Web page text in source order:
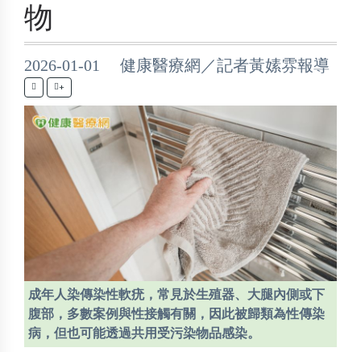
物
2026-01-01 健康醫療網／記者黃嫊雰報導
+
成年人染傳染性軟疣，常見於生殖器、大腿內側或下
腹部，多數案例與性接觸有關，因此被歸類為性傳染
病，但也可能透過共用受污染物品感染。